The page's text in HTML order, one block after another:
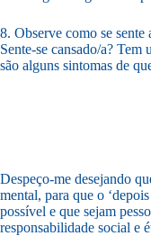
8. Observe como se
Sente-se cansado/a? Tem
são alguns sintomas de
Despeço-me desejando
mental, para que o
possível e que sejam
responsabilidade social e